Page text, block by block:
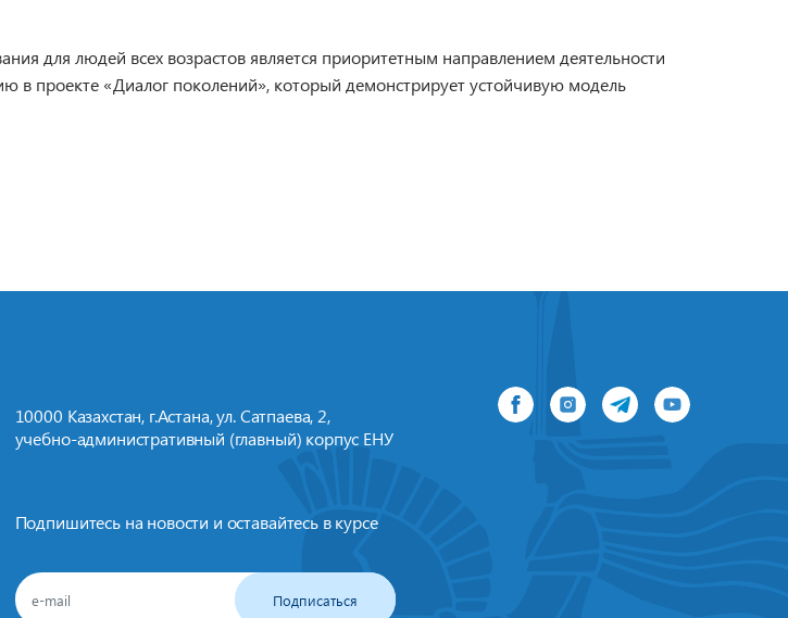
для людей всех возрастов является приоритетным направлением деятельности
в проекте «Диалог поколений», который демонстрирует устойчивую модель
10000 Казахстан, г.Астана, ул. Сатпаева, 2,
учебно-административный (главный) корпус ЕНУ
Подпишитесь на новости и оставайтесь в курсе
Подписаться